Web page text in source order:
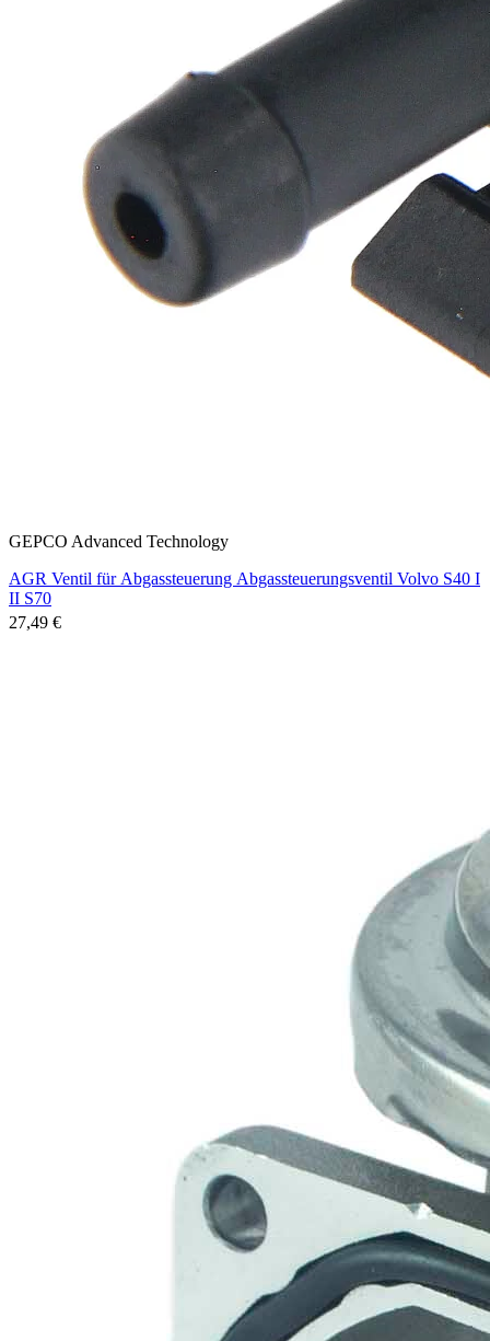
GEPCO Advanced Technology
AGR Ventil für Abgassteuerung Abgassteuerungsventil Volvo S40 I
II S70
27,49 €